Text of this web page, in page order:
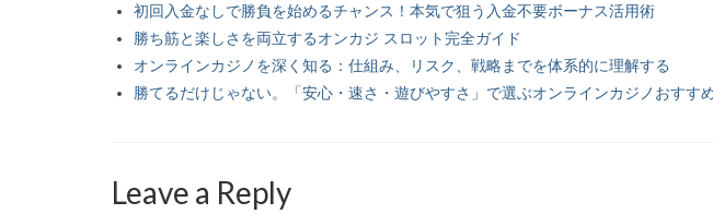
初回入金なしで勝負を始めるチャンス！本気で狙う入金不要ボーナス活用術
勝ち筋と楽しさを両立するオンカジ スロット完全ガイド
オンラインカジノを深く知る：仕組み、リスク、戦略までを体系的に理解する
勝てるだけじゃない。「安心・速さ・遊びやすさ」で選ぶオンラインカジノおすす
Leave a Reply